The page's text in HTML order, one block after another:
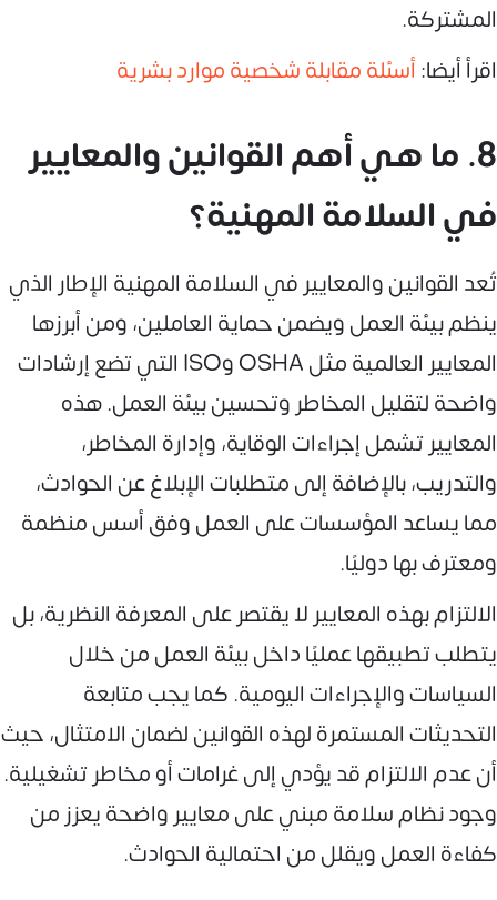
المشتركة.
اقرأ أيضا:أسئلة مقابلة شخصية موارد بشرية
8. ما هي أهم القوانين والمعايير
في السلامة المهنية؟
تُعد القوانين والمعايير في السلامة المهنية الإطار الذي
ينظم بيئة العمل ويضمن حماية العاملين، ومن أبرزها
المعايير العالمية مثل OSHA وISO التي تضع إرشادات
واضحة لتقليل المخاطر وتحسين بيئة العمل. هذه
المعايير تشمل إجراءات الوقاية، وإدارة المخاطر،
والتدريب، بالإضافة إلى متطلبات الإبلاغ عن الحوادث،
مما يساعد المؤسسات على العمل وفق أسس منظمة
ومعترف بها دوليًا.
الالتزام بهذه المعايير لا يقتصر على المعرفة النظرية، بل
يتطلب تطبيقها عمليًا داخل بيئة العمل من خلال
السياسات والإجراءات اليومية. كما يجب متابعة
التحديثات المستمرة لهذه القوانين لضمان الامتثال، حيث
أن عدم الالتزام قد يؤدي إلى غرامات أو مخاطر تشغيلية.
وجود نظام سلامة مبني على معايير واضحة يعزز من
كفاءة العمل ويقلل من احتمالية الحوادث.